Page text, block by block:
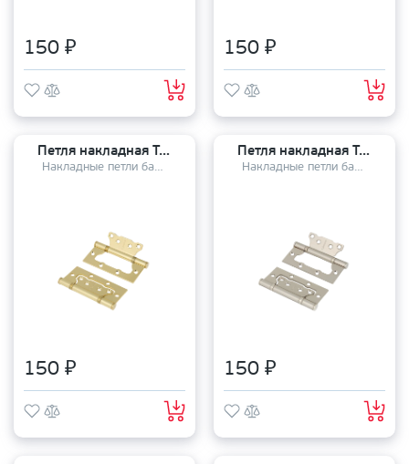
150 ₽ 150 ₽
Петля накладная TANDOOR TD100-2S steel (100*75*2,5) PB
Накладные петли бабочки
150 ₽
Петля накладная TANDOOR TD100-2S steel (100*75*2,5) MSN
Накладные петли бабочки
150 ₽